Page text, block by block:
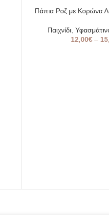
SOLD
Πάπια Ροζ με Κορώνα
Παιχνίδι,
12,00€ –